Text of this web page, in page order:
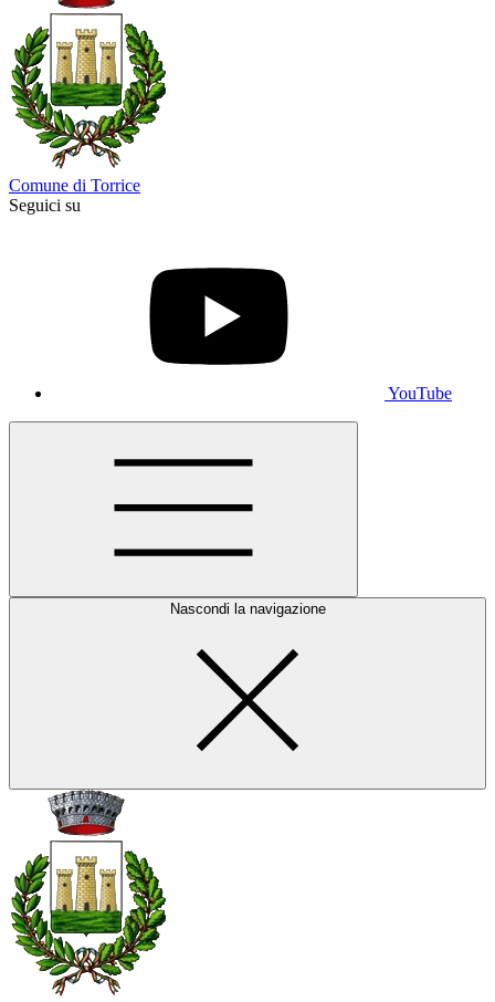
Comune di Torrice
Seguici su
YouTube
Nascondi la navigazione